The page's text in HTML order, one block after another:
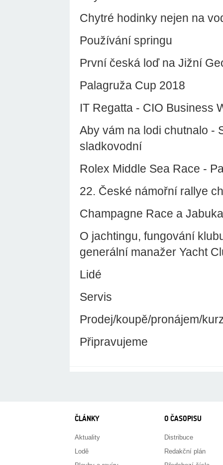
Chytré hodinky nejen na
Používání springu
První česká loď na Jižní
Palagruža Cup 2018
IT Regatta - CIO Business
Aby vám na lodi chutnalo -
sladkovodní
Rolex Middle Sea Race -
22. České námořní rallye
Champagne Race a Jabuka
O jachtingu, fungování
generální manažer Yacht
Lidé
Servis
Prodej/koupě/pronájem/
Připravujeme
ČLÁNKY
Aktuality
Lodě
O ČASOPISU
Distribuce
Redakční plán